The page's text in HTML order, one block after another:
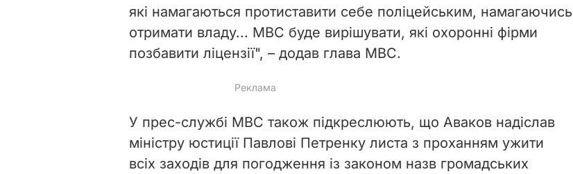
які намагаються протиставити себе поліцейським, намагаючись
отримати владу... МВС буде вирішувати, які охоронні фірми
позбавити ліцензії", – додав глава МВС.
У прес-службі МВС також підкреслюють, що Аваков надіслав
міністру юстиції Павлові Петренку листа з проханням ужити
всіх заходів для погодження із законом назв громадських